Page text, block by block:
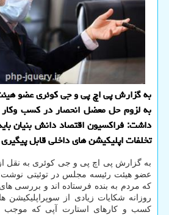
به گزارش پی اچ پی و جی کوئری عضو
به لزوم حل معضل انحصار در کسب وکار
داشت: فراکسیون اقتصاد دانش بنیان
تخلفات اپلیکیشن های داخلی قابل
به گزارش پی اچ پی و جی کوئری به نقل
عضو هیئت رئیسه مجلس در توئیتی
که مردم به بنده فرستاده اند و بررسی
روزانه شکایات زیادی از سوپراپلیکیشن
کسب و کارهای استارت آپی که موجب